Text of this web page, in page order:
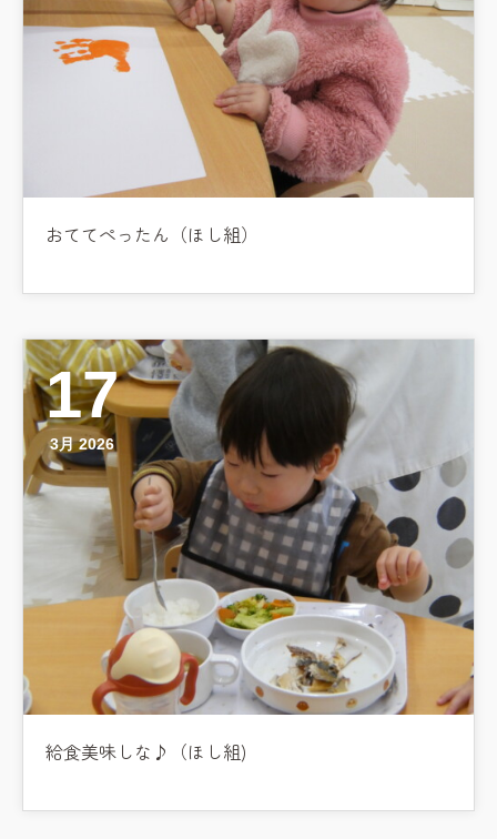
おててぺったん（ほし組）
17
3月 2026
給食美味しな♪（ほし組)
お知らせ
今日の幼稚園
教職員募集
園のこと
園舎案内
安⼼・安全対策
課外教室
理事長のことば
教育と保育
年間⾏事